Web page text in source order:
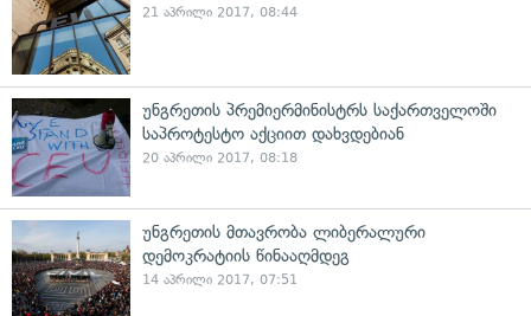
21 აპრილი 2017, 08:44
უნგრეთის პრემიერმინისტრს საქართველოში
საპროტესტო აქციით დახვდებიან
20 აპრილი 2017, 08:18
უნგრეთის მთავრობა ლიბერალური
დემოკრატიის წინააღმდეგ
14 აპრილი 2017, 07:51